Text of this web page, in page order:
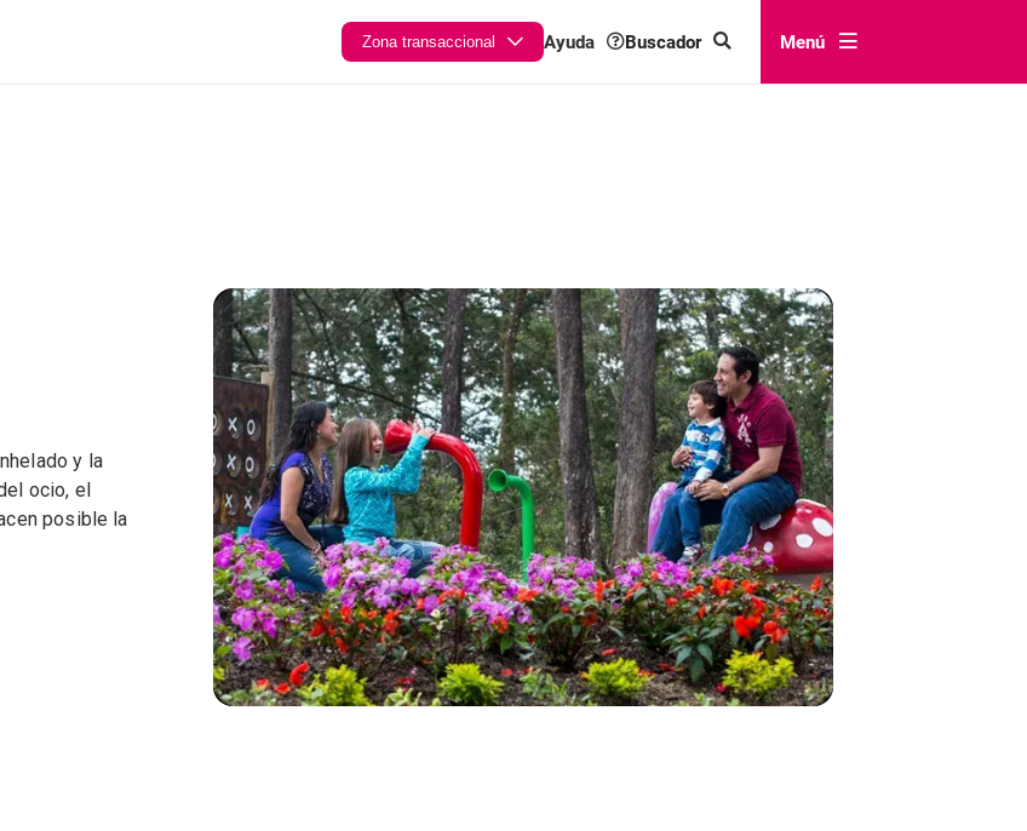
Zona transaccional Ayuda Buscador Menú
y la
ocio, el
posible la